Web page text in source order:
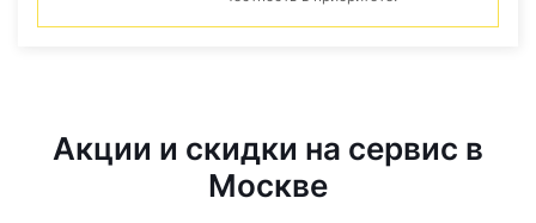
Акции и скидки на сервис в
Москве